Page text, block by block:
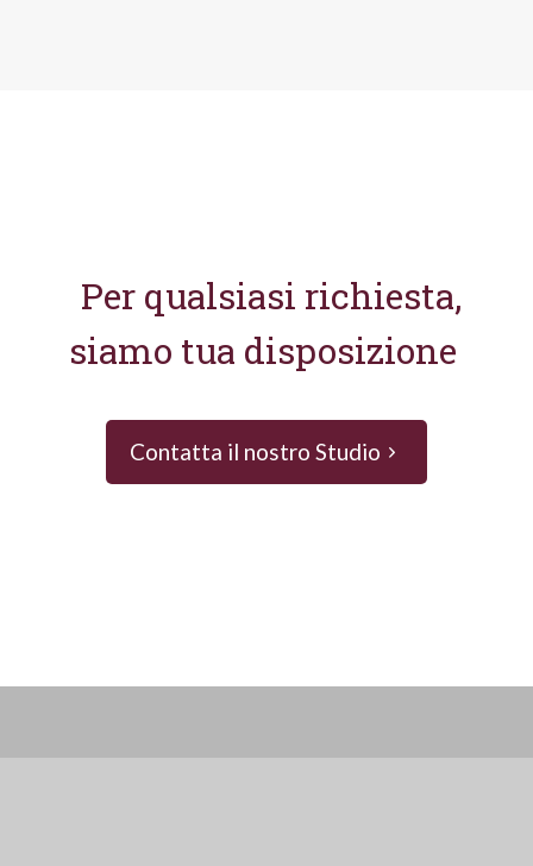
Per qualsiasi richiesta,
siamo tua disposizione
Contatta il nostro Studio